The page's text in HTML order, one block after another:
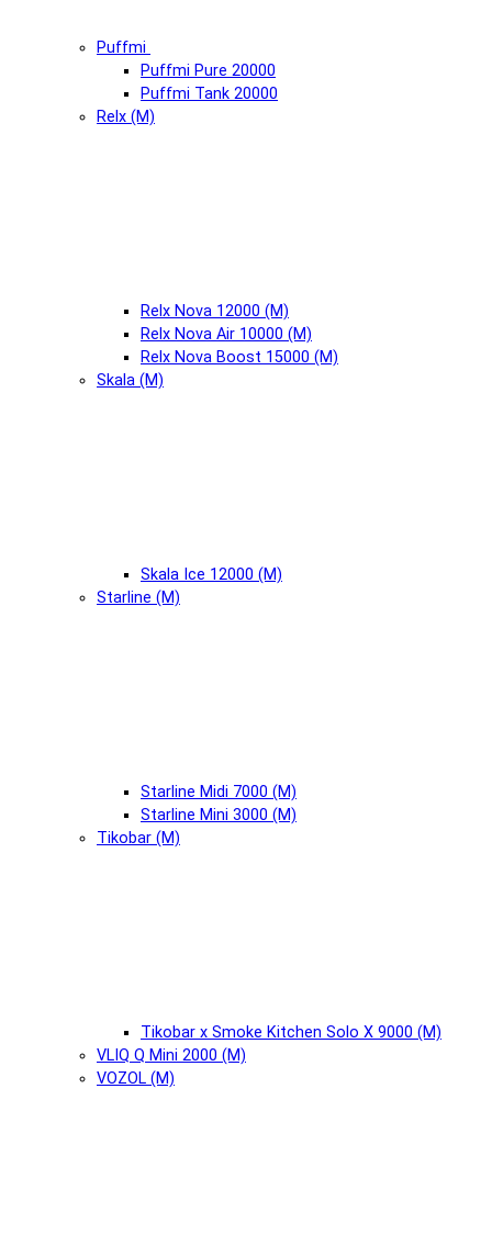
Puffmi
Puffmi Pure 20000
Puffmi Tank 20000
Relx (М)
Relx Nova 12000 (М)
Relx Nova Air 10000 (М)
Relx Nova Boost 15000 (М)
Skala (М)
Skala Ice 12000 (М)
Starline (М)
Starline Midi 7000 (М)
Starline Mini 3000 (М)
Tikobar (М)
Tikobar x Smoke Kitchen Solo X 9000 (М)
VLIQ Q Mini 2000 (М)
VOZOL (М)